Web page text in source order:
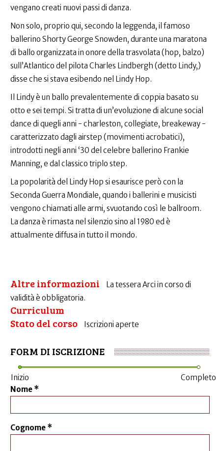
vengano creati nuovi passi di danza.
Non solo, proprio qui, secondo la leggenda, il famoso
ballerino Shorty George Snowden, durante una maratona
di ballo organizzata in onore della trasvolata (hop, balzo)
sull’Atlantico del pilota Charles Lindbergh (detto Lindy,)
disse che si stava esibendo nel Lindy Hop.
Il Lindy è un ballo prevalentemente di coppia basato su
otto e sei tempi. Si tratta di un’evoluzione di alcune social
dance di quegli anni - charleston, collegiate, breakeway -
caratterizzato dagli airstep (movimenti acrobatici),
introdotti negli anni ‘30 del celebre ballerino Frankie
Manning, e dal classico triplo step.
La popolarità del Lindy Hop si esaurisce però con la
Seconda Guerra Mondiale, quando i ballerini e musicisti
vengono chiamati alle armi, svuotando così le ballroom.
La danza è rimasta nel silenzio sino al 1980 ed è
attualmente diffusa in tutto il mondo.
Altre informazioni
La tessera Arci in corso di
validità è obbligatoria.
Curriculum
Stato del corso
Iscrizioni aperte
FORM DI ISCRIZIONE
Inizio
Completo
Nome *
Cognome *